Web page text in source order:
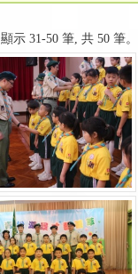
顯示 31-50 筆, 共 50 筆。